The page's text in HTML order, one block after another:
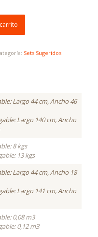
Sets Sugeridos
Largo 44 cm, Ancho 46
Largo 140 cm, Ancho
8 kgs
13 kgs
Largo 44 cm, Ancho 18
Largo 141 cm, Ancho
0,08 m3
0,12 m3